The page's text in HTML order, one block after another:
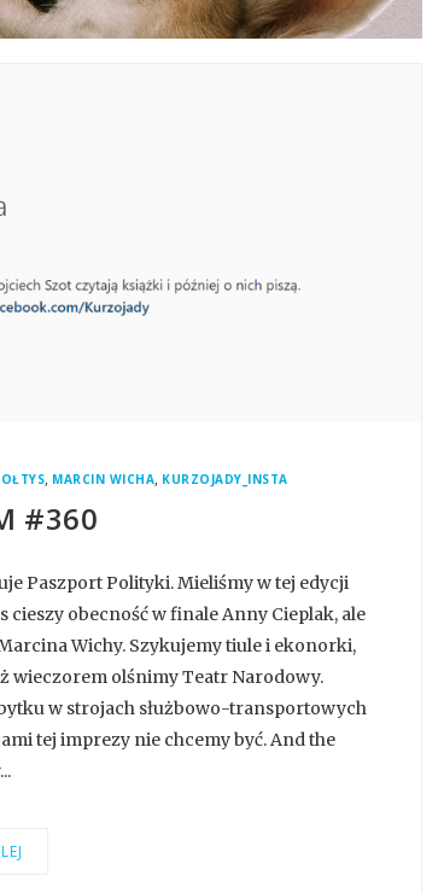
, MARCIN WICHA, KURZOJADY_INSTA
#360
Paszport Polityki. Mieliśmy w tej edycji
cieszy obecność w finale Anny Cieplak, ale
Wichy. Szykujemy tiule i ekonorki,
wieczorem olśnimy Teatr Narodowy.
w strojach służbowo-transportowych
tej imprezy nie chcemy być. And the